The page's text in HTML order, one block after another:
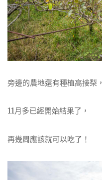
旁邊的農地還有種植高接梨，
11月多已經開始結果了，
再幾周應該就可以吃了！